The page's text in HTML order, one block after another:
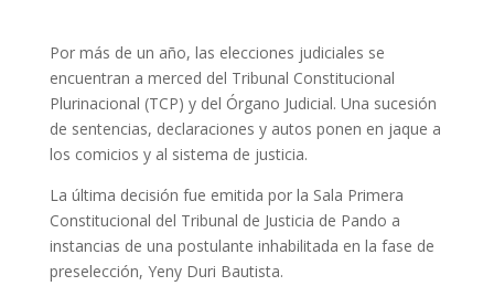
Por más de un año, las elecciones judiciales se
encuentran a merced del Tribunal Constitucional
Plurinacional (TCP) y del Órgano Judicial. Una sucesión
de sentencias, declaraciones y autos ponen en jaque a
los comicios y al sistema de justicia.
La última decisión fue emitida por la Sala Primera
Constitucional del Tribunal de Justicia de Pando a
instancias de una postulante inhabilitada en la fase de
preselección, Yeny Duri Bautista.